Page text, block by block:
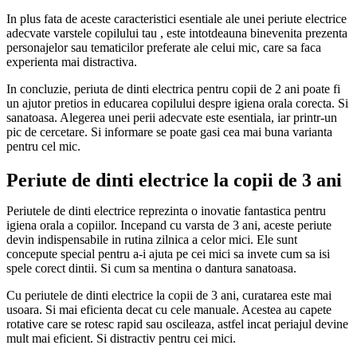
In plus fata de aceste caracteristici esentiale ale unei periute electrice
adecvate varstele copilului tau , este intotdeauna binevenita prezenta
personajelor sau tematicilor preferate ale celui mic, care sa faca
experienta mai distractiva.
In concluzie, periuta de dinti electrica pentru copii de 2 ani poate fi
un ajutor pretios in educarea copilului despre igiena orala corecta. Si
sanatoasa. Alegerea unei perii adecvate este esentiala, iar printr-un
pic de cercetare. Si informare se poate gasi cea mai buna varianta
pentru cel mic.
Periute de dinti electrice la copii de 3 ani
Periutele de dinti electrice reprezinta o inovatie fantastica pentru
igiena orala a copiilor. Incepand cu varsta de 3 ani, aceste periute
devin indispensabile in rutina zilnica a celor mici. Ele sunt
concepute special pentru a-i ajuta pe cei mici sa invete cum sa isi
spele corect dintii. Si cum sa mentina o dantura sanatoasa.
Cu periutele de dinti electrice la copii de 3 ani, curatarea este mai
usoara. Si mai eficienta decat cu cele manuale. Acestea au capete
rotative care se rotesc rapid sau oscileaza, astfel incat periajul devine
mult mai eficient. Si distractiv pentru cei mici.